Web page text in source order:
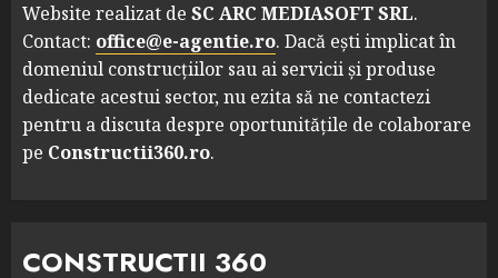
Website realizat de SC ARC MEDIASOFT SRL.
Contact: office@e-agentie.ro. Dacă ești implicat în
domeniul construcțiilor sau ai servicii și produse
dedicate acestui sector, nu ezita să ne contactezi
pentru a discuta despre oportunitățile de colaborare
pe Constructii360.ro.
CONSTRUCTII 360